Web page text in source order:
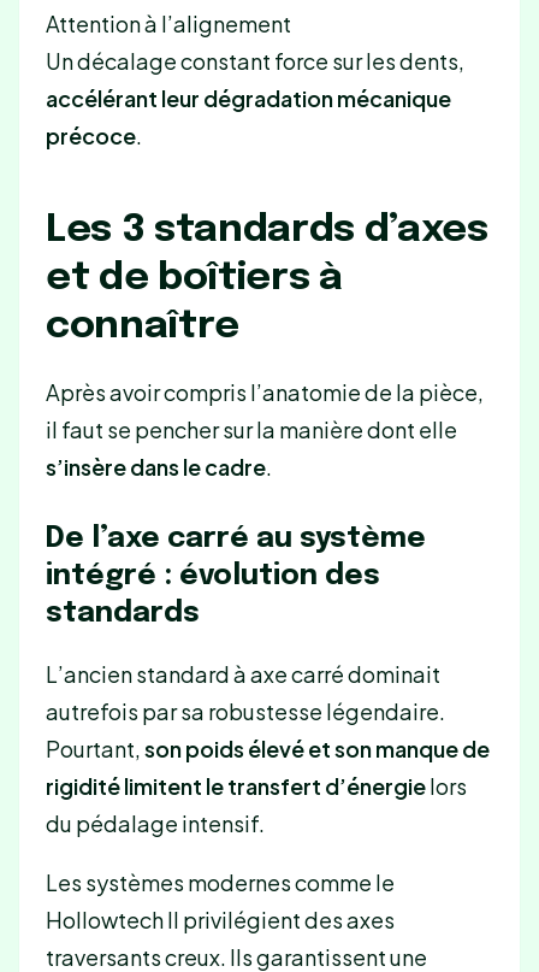
Attention à l’alignement
Un décalage constant force sur les dents,
accélérant leur dégradation mécanique
précoce.
Les 3 standards d’axes
et de boîtiers à
connaître
Après avoir compris l’anatomie de la pièce,
il faut se pencher sur la manière dont elle
s’insère dans le cadre.
De l’axe carré au système
intégré : évolution des
standards
L’ancien standard à axe carré dominait
autrefois par sa robustesse légendaire.
Pourtant, son poids élevé et son manque de
rigidité limitent le transfert d’énergielors
du pédalage intensif.
Les systèmes modernes comme le
Hollowtech II privilégient des axes
traversants creux. Ils garantissent une